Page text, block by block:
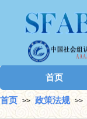
首页
首页 >> 政策法规 >>